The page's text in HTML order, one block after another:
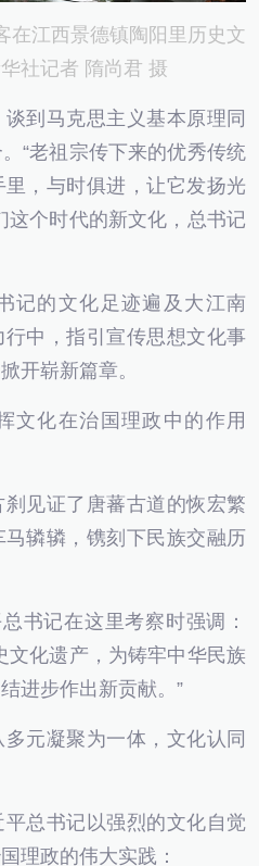
在江西景德镇陶阳里历史文
社记者 隋尚君 摄
到马克思主义基本原理同
“老祖宗传下来的优秀传统
，与时俱进，让它发扬光
这个时代的新文化，总书记
的文化足迹遍及大江南
中，指引宣传思想文化事
开崭新篇章。
化在治国理政中的作用
见证了唐蕃古道的恢宏繁
辚辚，镌刻下民族交融历
记在这里考察时强调：
文化遗产，为铸牢中华民族
进步作出新贡献。”
元凝聚为一体，文化认同
总书记以强烈的文化自觉
理政的伟大实践：